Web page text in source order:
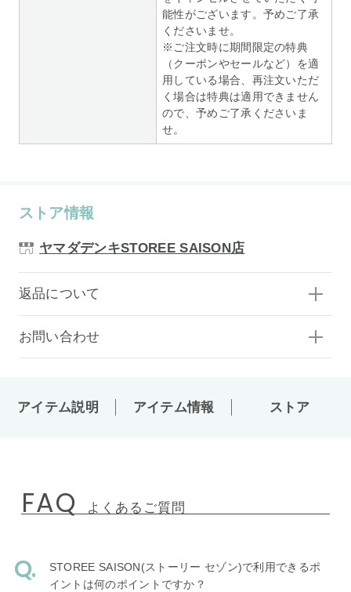
能性がございます。予めご了承
くださいませ。
※ご注文時に期間限定の特典
（クーポンやセールなど）を適
用している場合、再注文いただ
く場合は特典は適用できません
ので、予めご了承くださいま
せ。
ストア情報
ヤマダデンキSTOREE SAISON店
返品について
お問い合わせ
アイテム説明 アイテム情報 ストア
FAQ よくあるご質問
STOREE SAISON(ストーリー セゾン)で利用できるポ
イントは何のポイントですか？